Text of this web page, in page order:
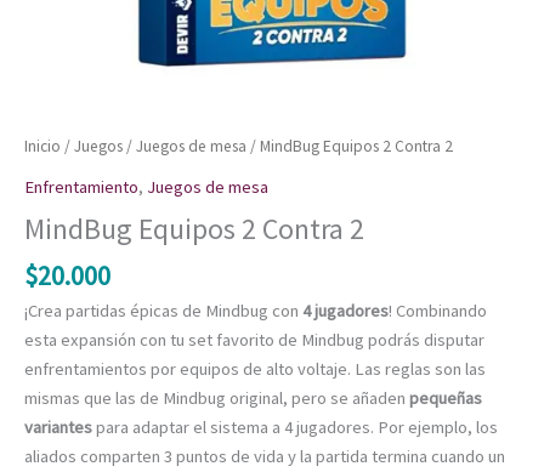
Inicio /Juegos /Juegos de mesa / MindBug Equipos 2 Contra 2
Enfrentamiento, Juegos de mesa
MindBug Equipos 2 Contra 2
$20.000
¡Crea partidas épicas de Mindbug con 4 jugadores! Combinando
esta expansión con tu set favorito de Mindbug podrás disputar
enfrentamientos por equipos de alto voltaje. Las reglas son las
mismas que las de Mindbug original, pero se añaden pequeñas
variantespara adaptar el sistema a 4 jugadores. Por ejemplo, los
aliados comparten 3 puntos de vida y la partida termina cuando un